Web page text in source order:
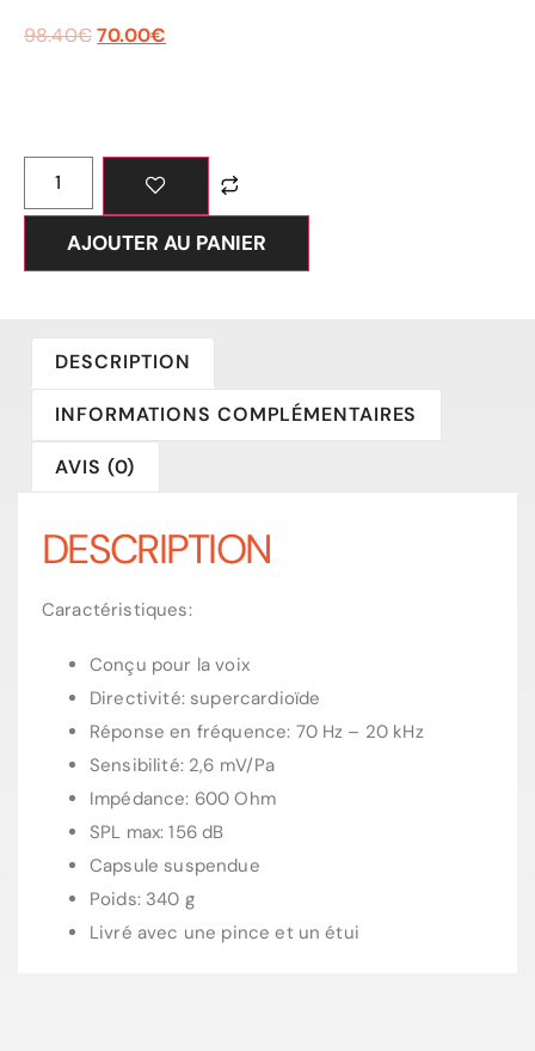
98.40€70.00€
AJOUTER AU PANIER
DESCRIPTION
INFORMATIONS COMPLÉMENTAIRES
AVIS (0)
DESCRIPTION
Caractéristiques:
Conçu pour la voix
Directivité: supercardioïde
Réponse en fréquence: 70 Hz – 20 kHz
Sensibilité: 2,6 mV/Pa
Impédance: 600 Ohm
SPL max: 156 dB
Capsule suspendue
Poids: 340 g
Livré avec une pince et un étui